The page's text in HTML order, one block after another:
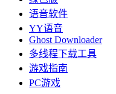
语音软件
YY语音
Ghost Downloader
多线程下载工具
游戏指南
PC游戏